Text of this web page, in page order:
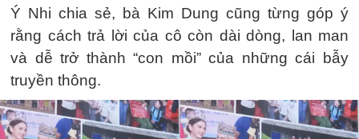
Ý Nhi chia sẻ, bà Kim Dung cũng từng góp ý
rằng cách trả lời của cô còn dài dòng, lan man
và dễ trở thành “con mồi” của những cái bẫy
truyền thông.